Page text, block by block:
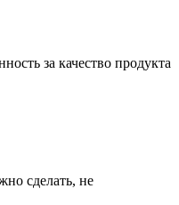
за качество продукта
сделать, не